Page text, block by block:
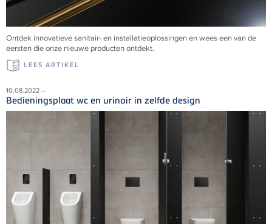
Ontdek innovatieve sanitair- en installatieoplossingen en wees een van de
eersten die onze nieuwe producten ontdekt.
LEES ARTIKEL
10.08.2022 –
Bedieningsplaat wc en urinoir in zelfde design